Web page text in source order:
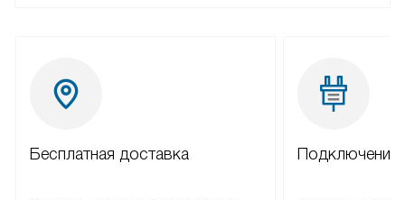
Бесплатная доставка Подключение